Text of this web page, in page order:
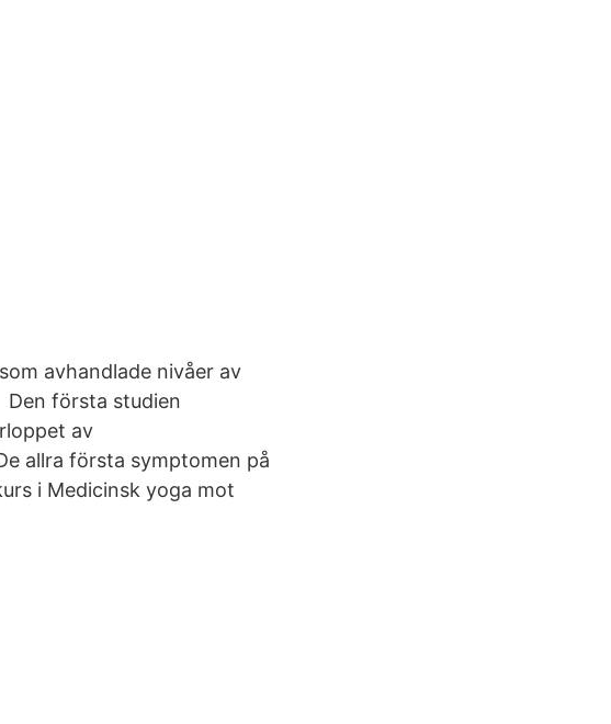
avhandlade nivåer av
första studien
av
allra första symptomen på
i Medicinsk yoga mot